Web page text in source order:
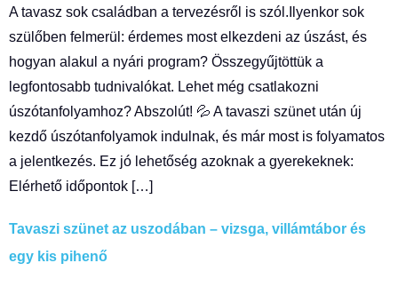
A tavasz sok családban a tervezésről is szól.Ilyenkor sok
szülőben felmerül: érdemes most elkezdeni az úszást, és
hogyan alakul a nyári program? Összegyűjtöttük a
legfontosabb tudnivalókat. Lehet még csatlakozni
úszótanfolyamhoz? Abszolút! 💦 A tavaszi szünet után új
kezdő úszótanfolyamok indulnak, és már most is folyamatos
a jelentkezés. Ez jó lehetőség azoknak a gyerekeknek:
Elérhető időpontok […]
Tavaszi szünet az uszodában – vizsga, villámtábor és
egy kis pihenő